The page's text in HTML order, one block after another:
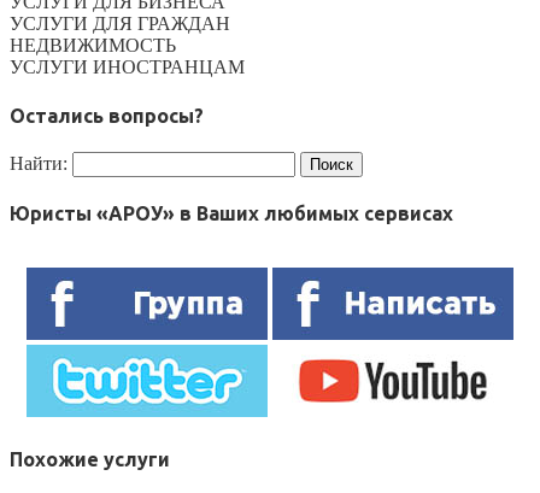
УСЛУГИ ДЛЯ ГРАЖДАН
НЕДВИЖИМОСТЬ
УСЛУГИ ИНОСТРАНЦАМ
Остались вопросы?
Найти:
Юристы «АРОУ» в Ваших любимых сервисах
Похожие услуги